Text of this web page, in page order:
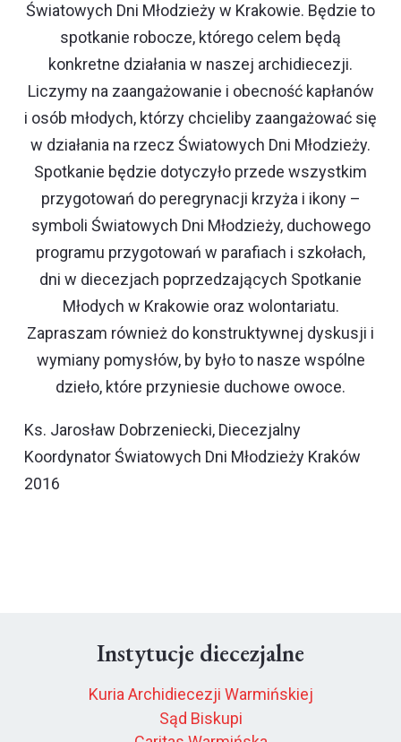
Światowych Dni Młodzieży w Krakowie. Będzie to
spotkanie robocze, którego celem będą
konkretne działania w naszej archidiecezji.
Liczymy na zaangażowanie i obecność kapłanów
i osób młodych, którzy chcieliby zaangażować się
w działania na rzecz Światowych Dni Młodzieży.
Spotkanie będzie dotyczyło przede wszystkim
przygotowań do peregrynacji krzyża i ikony –
symboli Światowych Dni Młodzieży, duchowego
programu przygotowań w parafiach i szkołach,
dni w diecezjach poprzedzających Spotkanie
Młodych w Krakowie oraz wolontariatu.
Zapraszam również do konstruktywnej dyskusji i
wymiany pomysłów, by było to nasze wspólne
dzieło, które przyniesie duchowe owoce.
Ks. Jarosław Dobrzeniecki, Diecezjalny
Koordynator Światowych Dni Młodzieży Kraków
2016
Instytucje diecezjalne
Kuria Archidiecezji Warmińskiej
Sąd Biskupi